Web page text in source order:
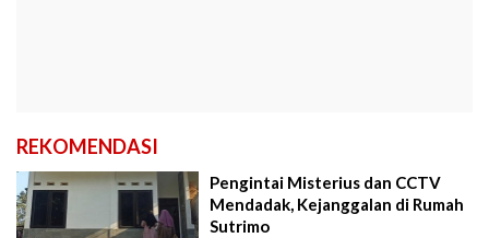
REKOMENDASI
Pengintai Misterius dan CCTV
Mendadak, Kejanggalan di Rumah
Sutrimo